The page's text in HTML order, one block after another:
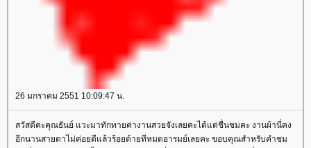
26 มกราคม 2551 10:09:47 น.
สวัสดีคะคุณธันย์ แวะมาทักทายค่างานสวยจังเลยคะได้แต่ชื่นชมคะ งานผ้านี่คง
อีกนานสายตาไม่ค่อยดีแล้วร้อยด้ายทีหมดอารมย์เลยคะ ขอบคุณสำหรับคำชม